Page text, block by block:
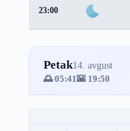
23:00
Petak14. avgust
🌅 05:41🌇 19:50